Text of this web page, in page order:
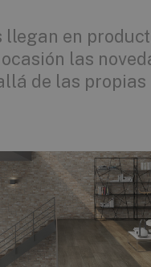
llegan en
las
de las propias